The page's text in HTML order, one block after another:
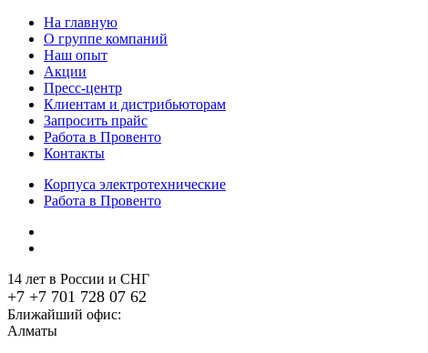
На главную
О группе компаний
Наш опыт
Акции
Пресс-центр
Клиентам и дистрибьюторам
Запросить прайс
Работа в Провенто
Контакты
Корпуса электротехнические
Работа в Провенто
14 лет в России и СНГ
+7 +7 701 728 07 62
Ближайший офис:
Алматы